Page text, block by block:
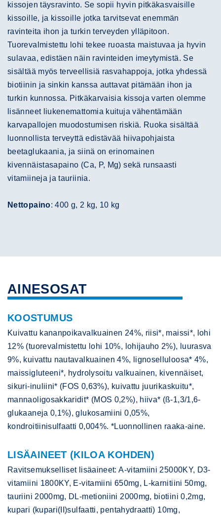
kissojen täysravinto. Se sopii hyvin pitkäkasvaisille
kissoille, ja kissoille jotka tarvitsevat enemmän
ravinteita ihon ja turkin terveyden ylläpitoon.
Tuorevalmistettu lohi tekee ruoasta maistuvaa ja hyvin
sulavaa, edistäen näin ravinteiden imeytymistä. Se
sisältää myös terveellisiä rasvahappoja, jotka yhdessä
biotiinin ja sinkin kanssa auttavat pitämään ihon ja
turkin kunnossa. Pitkäkarvaisia kissoja varten olemme
lisänneet liukenemattomia kuituja vähentämään
karvapallojen muodostumisen riskiä. Ruoka sisältää
luonnollista terveyttä edistävää hiivapohjaista
beetaglukaania, ja siinä on erinomainen
kivennäistasapaino (Ca, P, Mg) sekä runsaasti
vitamiineja ja tauriinia.
Nettopaino: 400 g, 2 kg, 10 kg
AINESOSAT
KOOSTUMUS
Kuivattu kananpoikavalkuainen 24%, riisi*, maissi*, lohi
12% (tuorevalmistettu lohi 10%, lohijauho 2%), luurasva
9%, kuivattu nautavalkuainen 4%, lignoselluloosa* 4%,
maissigluteeni*, hydrolysoitu valkuainen, kivennäiset,
sikuri-inuliini* (FOS 0,63%), kuivattu juurikaskuitu*,
mannaoligosakkaridit* (MOS 0,2%), hiiva* (ß-1,3/1,6-
glukaaneja 0,1%), glukosamiini 0,05%,
kondroitiinisulfaatti 0,004%. *Luonnollinen raaka-aine.
LISÄAINEET (KILOA KOHDEN)
Ravitsemukselliset lisäaineet: A-vitamiini 25000KY, D3-
vitamiini 1800KY, E-vitamiini 650mg, L-karnitiini 50mg,
tauriini 2000mg, DL-metioniini 2000mg, biotiini 0,2mg,
kupari (kupari(II)sulfaatti, pentahydraatti) 10mg,